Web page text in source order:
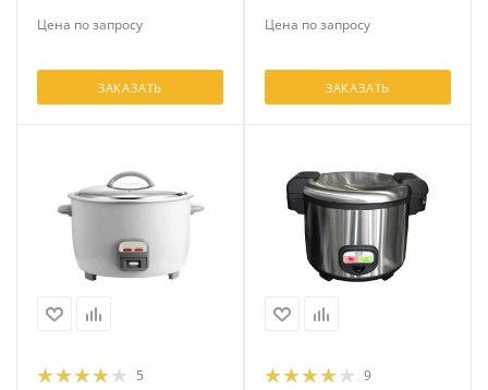
Цена по запросу
ЗАКАЗАТЬ
Цена по запросу
ЗАКАЗАТЬ
5 9